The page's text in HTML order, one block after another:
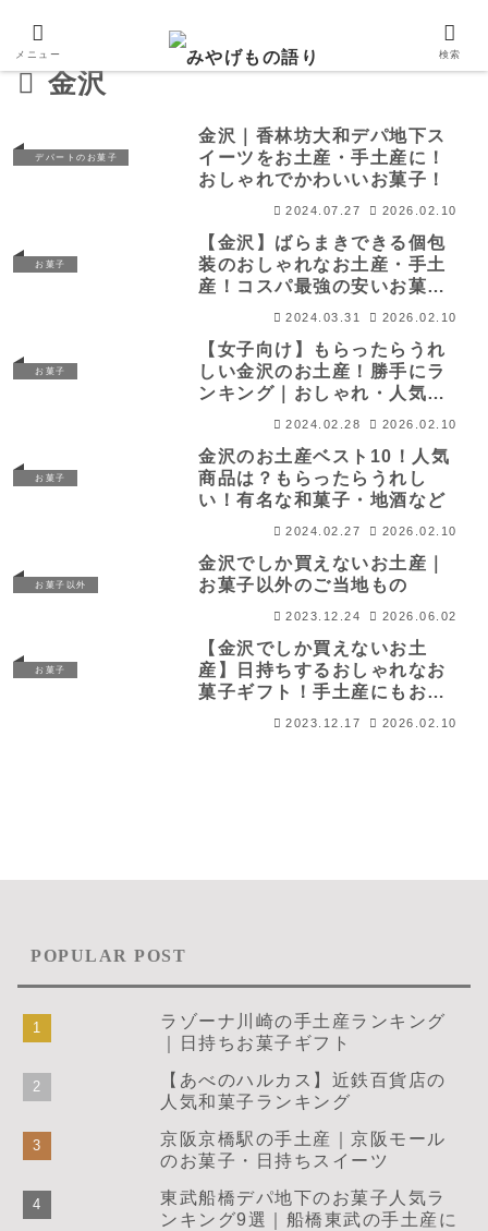
金沢
デパートのお菓子
金沢｜香林坊大和デパ地下ス
イーツをお土産・手土産に！
おしゃれでかわいいお菓子！
2024.07.27 2026.02.10
お菓子
【金沢】ばらまきできる個包
装のおしゃれなお土産・手土
産！コスパ最強の安いお菓
2024.03.31 2026.02.10
お菓子
【女子向け】もらったらうれ
しい金沢のお土産！勝手にラ
ンキング｜おしゃれ・人気・
2024.02.28 2026.02.10
お菓子
金沢のお土産ベスト10！人気
商品は？もらったらうれし
い！有名な和菓子・地酒など
2024.02.27 2026.02.10
お菓子以外
金沢でしか買えないお土産｜
お菓子以外のご当地もの
2023.12.24 2026.06.02
お菓子
【金沢でしか買えないお土
産】日持ちするおしゃれなお
菓子ギフト！手土産にもおす
2023.12.17 2026.02.10
POPULAR POST
ラゾーナ川崎の手土産ランキング
｜日持ちお菓子ギフト
【あべのハルカス】近鉄百貨店の
人気和菓子ランキング
京阪京橋駅の手土産｜京阪モール
のお菓子・日持ちスイーツ
東武船橋デパ地下のお菓子人気ラ
ンキング9選｜船橋東武の手土産に
メニュー 検索